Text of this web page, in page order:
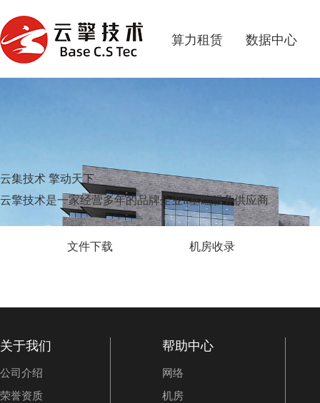
算力租赁 数据中心
云集技术 擎动天下
云擎技术是一家经营多年的品牌企业it基础服务供应商
文件下载 机房收录
关于我们
公司介绍
荣誉资质
帮助中心
网络
机房